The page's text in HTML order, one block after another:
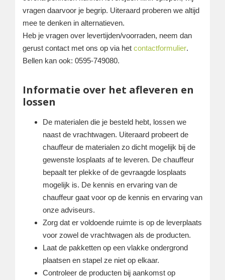
vragen daarvoor je begrip. Uiteraard proberen we altijd
mee te denken in alternatieven.
Heb je vragen over levertijden/voorraden, neem dan
gerust contact met ons op via het contactformulier.
Bellen kan ook: 0595-749080.
Informatie over het afleveren en
lossen
De materialen die je besteld hebt, lossen we
naast de vrachtwagen. Uiteraard probeert de
chauffeur de materialen zo dicht mogelijk bij de
gewenste losplaats af te leveren. De chauffeur
bepaalt ter plekke of de gevraagde losplaats
mogelijk is. De kennis en ervaring van de
chauffeur gaat voor op de kennis en ervaring van
onze adviseurs.
Zorg dat er voldoende ruimte is op de leverplaats
voor zowel de vrachtwagen als de producten.
Laat de pakketten op een vlakke ondergrond
plaatsen en stapel ze niet op elkaar.
Controleer de producten bij aankomst op